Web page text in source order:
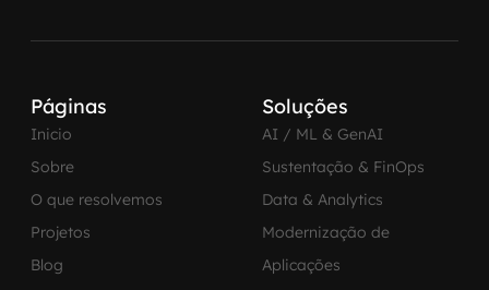
Páginas
Inicio
Sobre
O que resolvemos
Projetos
Blog
Soluções
AI / ML & GenAI
Sustentação & FinOps
Data & Analytics
Modernização de
Aplicações